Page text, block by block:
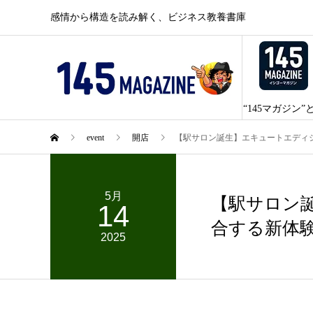
感情から構造を読み解く、ビジネス教養書庫
“145マガジン”
event 開店 【駅サロン誕生】エキュートエデ
5月
14
2025
【駅サロ
合する新体